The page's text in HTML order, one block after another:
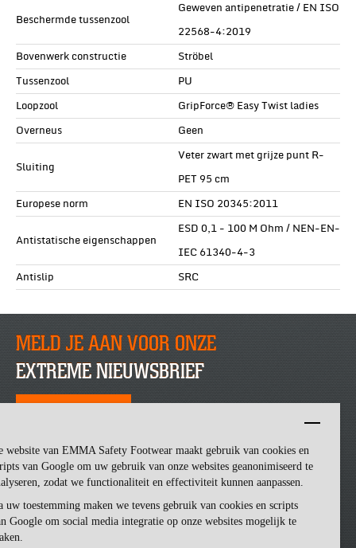
website van EMMA Safety Footwear maakt gebruik van cookies en
van Google om uw gebruik van onze websites geanonimiseerd te
zodat we functionaliteit en effectiviteit kunnen aanpassen.
uw toestemming maken we tevens gebruik van cookies en scripts
Google om social media integratie op onze websites mogelijk te
Beschermde tussenzool
Geweven antipenetratie / EN ISO
22568-4:2019
Bovenwerk constructie
Ströbel
Tussenzool
PU
Loopzool
GripForce® Easy Twist ladies
Overneus
Geen
Sluiting
Veter zwart met grijze punt R-
PET 95 cm
Europese norm
EN ISO 20345:2011
Antistatische eigenschappen
ESD 0,1 - 100 M Ohm / NEN-EN-
IEC 61340-4-3
Antislip
SRC
MELD JE AAN VOOR ONZE
EXTREME NIEUWSBRIEF